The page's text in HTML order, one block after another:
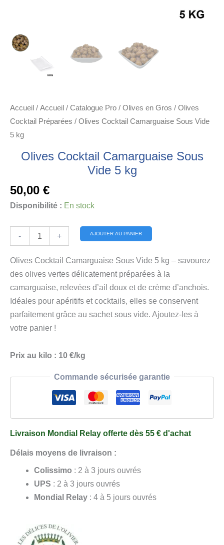
Accueil / Accueil / Catalogue Pro / Olives en Gros / Olives
Cocktail Préparées / Olives Cocktail Camarguaise Sous Vide
5 kg
Olives Cocktail Camarguaise Sous
Vide 5 kg
50,00 €
Disponibilité : En stock
-
de
Olives
Cocktail
Camarguaise
Sous
Vide
5
+ AJOUTER AU PANIER
Olives Cocktail Camarguaise Sous Vide 5 kg – savourez
des olives vertes délicatement préparées à la
camarguaise, relevées d’ail doux et de crème d’anchois.
Idéales pour apéritifs et cocktails, elles se conservent
parfaitement grâce au sachet sous vide. Ajoutez-les à
votre panier !
Prix au kilo : 10 €/kg
Commande sécurisée garantie
Livraison Mondial Relay offerte dès 55 € d'achat
Délais moyens de livraison :
Colissimo : 2 à 3 jours ouvrés
UPS : 2 à 3 jours ouvrés
Mondial Relay : 4 à 5 jours ouvrés